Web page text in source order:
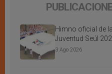
Himno oficial de
Juventud Seúl
3 Ago 2026